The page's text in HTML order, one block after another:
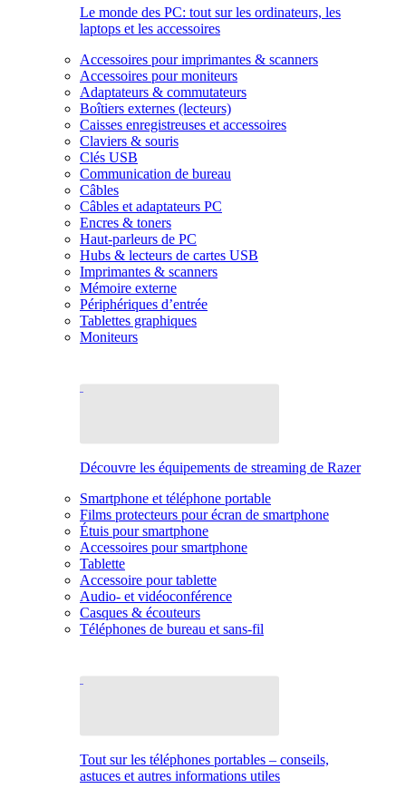
Le monde des PC: tout sur les ordinateurs, les
laptops et les accessoires
Accessoires pour imprimantes & scanners
Accessoires pour moniteurs
Adaptateurs & commutateurs
Boîtiers externes (lecteurs)
Caisses enregistreuses et accessoires
Claviers & souris
Clés USB
Communication de bureau
Câbles
Câbles et adaptateurs PC
Encres & toners
Haut-parleurs de PC
Hubs & lecteurs de cartes USB
Imprimantes & scanners
Mémoire externe
Périphériques d’entrée
Tablettes graphiques
Moniteurs
Découvre les équipements de streaming de Razer
Smartphone et téléphone portable
Films protecteurs pour écran de smartphone
Étuis pour smartphone
Accessoires pour smartphone
Tablette
Accessoire pour tablette
Audio- et vidéoconférence
Casques & écouteurs
Téléphones de bureau et sans-fil
Tout sur les téléphones portables – conseils,
astuces et autres informations utiles